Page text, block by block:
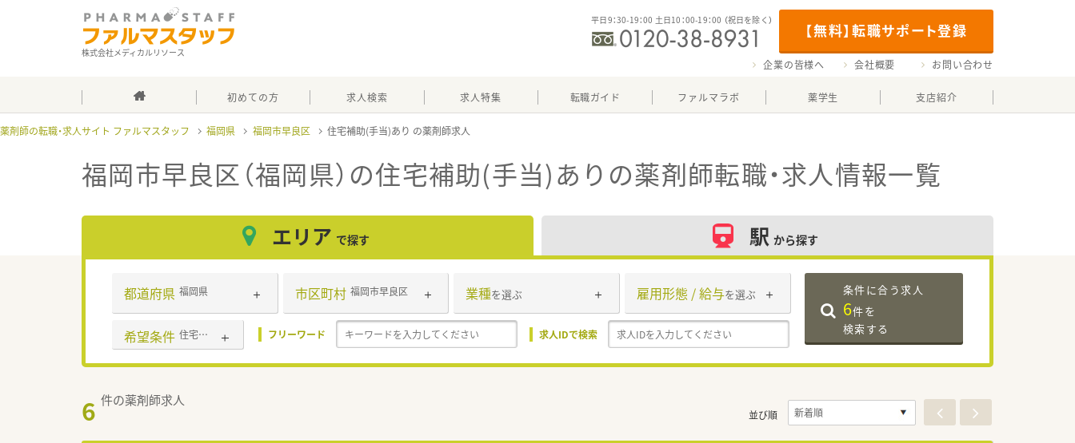
株式会社メディカルリソース
【無料】転職サポート登録
平日9：30-19：00 土日10：00-19：00 （祝日を除く）
企業の皆様へ 会社概要 お問い合わせ
初めての方 求人検索 求人特集 転職ガイド ファルマラボ 薬学生 支店紹介
薬剤師の転職・求人サイト ファルマスタッフ 福岡県 福岡市早良区 住宅補助(手当)あり
福岡市早良区（福岡県）の住宅補助(手当)あり の薬剤師転職・求人情報一覧
エリア で探す 駅 から探す
都道府県 福岡県 市区町村 福岡市早良区 業種を選ぶ 雇用形態 / 給与を選ぶ
希望条件 住宅補助(手当)あり フリーワード 求人IDで検索
条件に合う求人
6件を
検索する
6 件の薬剤師求人
並び順